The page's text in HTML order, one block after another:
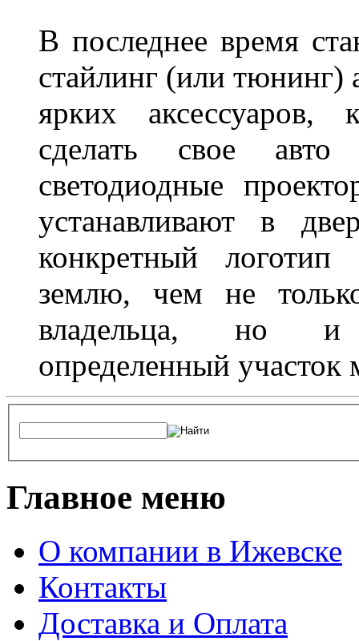
В последнее время
стайлинг (или тюнинг)
ярких аксессуаров,
сделать свое
светодиодные
устанавливают в
конкретный логотип
землю, чем не
владельца, но и
определенный участок
Главное меню
О компании в Ижевске
Контакты
Доставка и Оплата